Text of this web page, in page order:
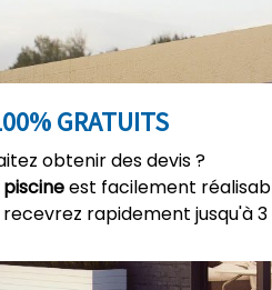
GRATUITS
obtenir des devis ?
est facilement
rapidement jusqu'à